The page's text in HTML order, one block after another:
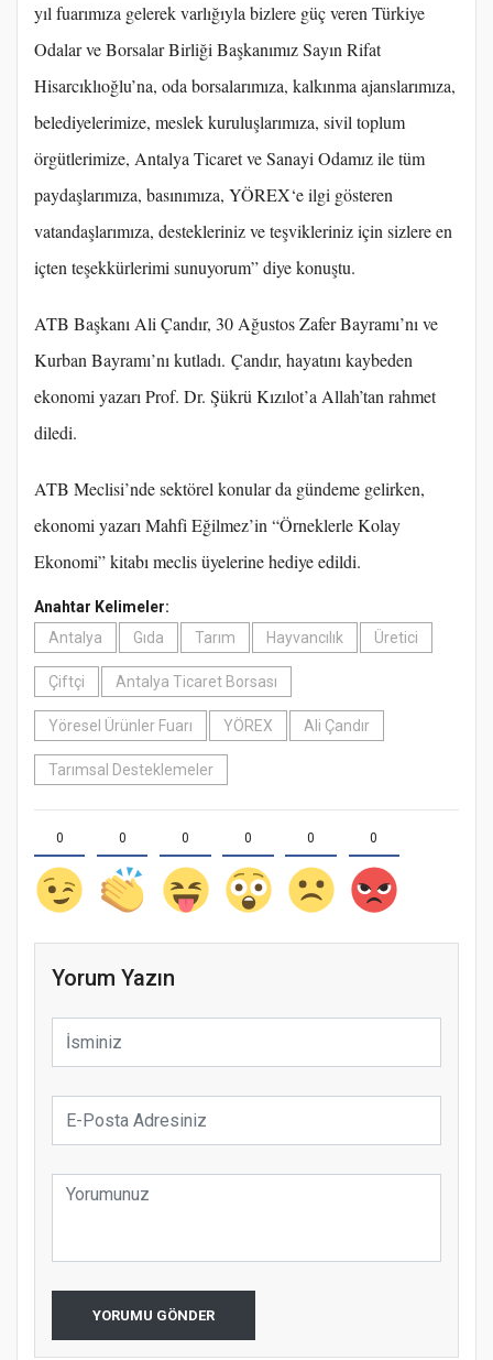
yıl fuarımıza gelerek varlığıyla bizlere güç veren Türkiye
Odalar ve Borsalar Birliği Başkanımız Sayın Rifat
Hisarcıklıoğlu’na, oda borsalarımıza, kalkınma ajanslarımıza,
belediyelerimize, meslek kuruluşlarımıza, sivil toplum
örgütlerimize, Antalya Ticaret ve Sanayi Odamız ile tüm
paydaşlarımıza, basınımıza, YÖREX‘e ilgi gösteren
vatandaşlarımıza, destekleriniz ve teşvikleriniz için sizlere en
içten teşekkürlerimi sunuyorum” diye konuştu.
ATB Başkanı Ali Çandır, 30 Ağustos Zafer Bayramı’nı ve
Kurban Bayramı’nı kutladı. Çandır, hayatını kaybeden
ekonomi yazarı Prof. Dr. Şükrü Kızılot’a Allah’tan rahmet
diledi.
ATB Meclisi’nde sektörel konular da gündeme gelirken,
ekonomi yazarı Mahfi Eğilmez’in “Örneklerle Kolay
Ekonomi” kitabı meclis üyelerine hediye edildi.
Anahtar Kelimeler:
Antalya
Gıda Tarım Hayvancılık Üretici
Çiftçi Antalya Ticaret Borsası
Yöresel Ürünler Fuarı YÖREX Ali Çandır
Tarımsal Desteklemeler
0 0 0 0 0 0
Yorum Yazın
YORUMU GÖNDER